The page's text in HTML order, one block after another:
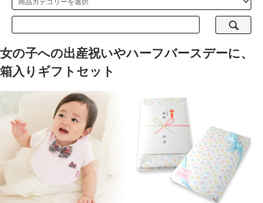
女の子への出産祝いやハーフバースデーに、
箱入りギフトセット